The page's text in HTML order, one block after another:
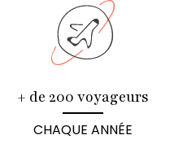
+ de 200 voyageurs
CHAQUE ANNÉE